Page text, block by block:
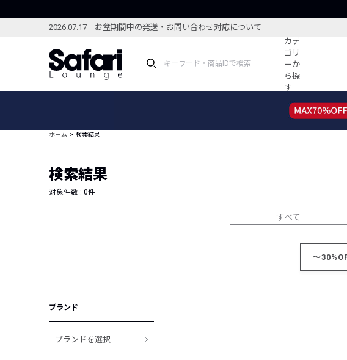
2026.07.17 お盆期間中の発送・お問い合わせ対応について
カテ
ゴリ
ーか
ら探
す
ブランドから探す
新着アイテム
編集部のおすすめアイテム
ホーム 検索結果
検索結果
対象件数 : 0件
すべて
～
ブランド
ブランドを選択